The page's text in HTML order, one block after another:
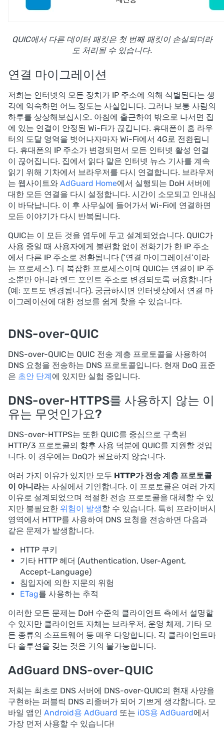
QUIC에서 다른 데이터 패킷은 첫 번째 패킷이 손실되더라
도 처리될 수 있습니다.
연결 마이그레이션
저희는 인터넷의 모든 장치가 IP 주소에 의해 식별된다는 생
각에 익숙하면 어느 정도는 사실입니다. 그러나 보통 사람의
하루를 상상해보십시오. 아침에 출근하여 밖으로 나서면 집
에 있는 연결이 안정된 Wi-Fi가 끊깁니다. 휴대폰이 홈 라우
터의 도달 영역을 벗어나자마자 Wi-Fi에서 4G로 전환됩니
다. 휴대폰의 IP 주소가 변경되면서 모든 인터넷 활성 연결
이 끊어집니다. 집에서 읽다 말은 인터넷 뉴스 기사를 계속
읽기 위해 기차에서 브라우저를 다시 연결합니다. 브라우저
는 웹사이트와 AdGuard Home에서 실행되는 DoH 서버에
대한 모든 연결을 다시 설정합니다. 시간이 소모되고 인내심
이 바닥납니다. 이 후 사무실에 들어가서 Wi-Fi에 연결하면
모든 이야기가 다시 반복됩니다.
QUIC는 이 모든 것을 염두에 두고 설계되었습니다. QUIC가
사용 중일 때 사용자에게 불편함 없이 전화기가 한 IP 주소
에서 다른 IP 주소로 전환됩니다 (‘연결 마이그레이션’이라
는 프로세스). 더 복잡한 프로세스이며 QUIC는 연결이 IP 주
소뿐만 아니라 엔드 포인트 주소로 변경되도록 허용합니다
(예: 포트도 변경됩니다). 궁금하시면 인터넷상에서 연결 마
이그레이션에 대한 정보를 쉽게 찾을 수 있습니다.
DNS-over-QUIC
DNS-over-QUIC는 QUIC 전송 계층 프로토콜을 사용하여
DNS 요청을 전송하는 DNS 프로토콜입니다. 현재 DoQ 표준
은 초안 단계에 있지만 실험 중입니다.
DNS-over-HTTPS를 사용하지 않는 이
유는 무엇인가요?
DNS-over-HTTPS는 또한 QUIC를 중심으로 구축된
HTTP/3 프로토콜의 향후 사용 덕분에 QUIC를 지원할 것입
니다. 이 경우에는 DoQ가 필요하지 않습니다.
여러 가지 이유가 있지만 모두 HTTP가 전송 계층 프로토콜
이 아니라는 사실에서 기인합니다. 이 프로토콜은 여러 가지
이유로 설계되었으며 적절한 전송 프로토콜을 대체할 수 있
지만 불필요한 위험이 발생할 수 있습니다. 특히 프라이버시
영역에서 HTTP를 사용하여 DNS 요청을 전송하면 다음과
같은 문제가 발생합니다.
HTTP 쿠키
기타 HTTP 헤더 (Authentication, User-Agent,
Accept-Language)
침입자에 의한 지문의 위험
ETag를 사용하는 추적
이러한 모든 문제는 DoH 수준의 클라이언트 측에서 설명할
수 있지만 클라이언트 자체는 브라우저, 운영 체제, 기타 모
든 종류의 소프트웨어 등 매우 다양합니다. 각 클라이언트마
다 솔루션을 갖는 것은 거의 불가능합니다.
AdGuard DNS-over-QUIC
저희는 최초로 DNS 서버에 DNS-over-QUIC의 현재 사양을
구현하는 퍼블릭 DNS 리졸버가 되어 기쁘게 생각합니다. 모
바일 앱인 Android용 AdGuard 또는 iOS용 AdGuard에서
가장 먼저 사용할 수 있습니다!